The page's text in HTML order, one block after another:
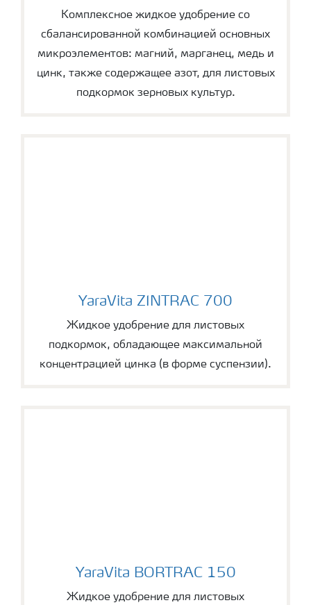
Комплексное жидкое удобрение со
сбалансированной комбинацией основных
микроэлементов: магний, марганец, медь и
цинк, также содержащее азот, для листовых
подкормок зерновых культур.
YaraVita ZINTRAC 700
YaraVita ZINTRAC 700
Жидкое удобрение для листовых
подкормок, обладающее максимальной
концентрацией цинка (в форме суспензии).
YaraVita BORTRAC 150
YaraVita BORTRAC 150
Жидкое удобрение для листовых